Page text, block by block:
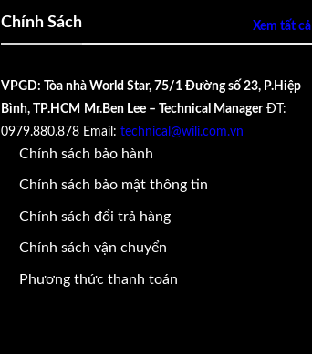
Chính Sách Xem tất cả
VPGD: Tòa nhà World Star, 75/1 Đường số 23, P.Hiệp
Bình, TP.HCM Mr.Ben Lee – Technical Manager ĐT:
0979.880.878 Email: technical@wili.com.vn
Chính sách bảo hành
Chính sách bảo mật thông tin
Chính sách đổi trả hàng
Chính sách vận chuyển
Phương thức thanh toán